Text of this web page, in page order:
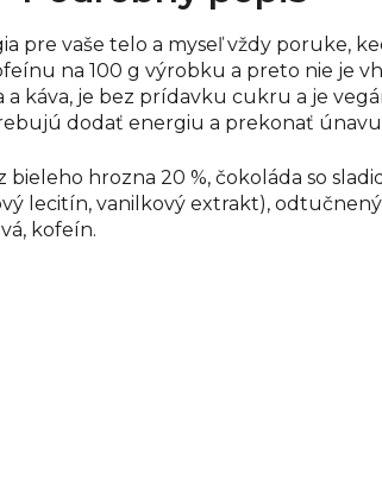
prášok 1 %,
kyslosti:
Tuky 1,8 g
z togo
z toho
Vláknina 1,6
pre vaše telo a myseľ vždy poruke,
na 100 g výrobku a preto nie je
káva, je bez prídavku cukru a je
dodať energiu a prekonať
hrozna 20 %, čokoláda so
lecitín, vanilkový extrakt), odtučnený
kofeín.